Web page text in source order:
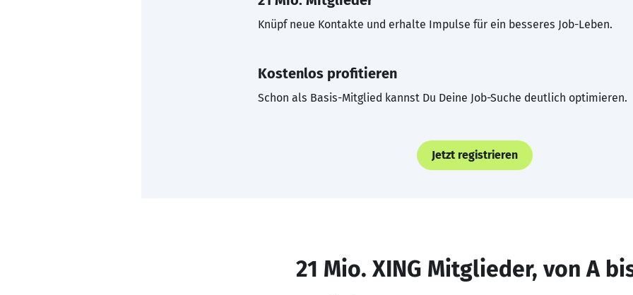
Knüpf neue Kontakte und erhalte Impulse für ein besseres Job-Leben.
Kostenlos profitieren
Schon als Basis-Mitglied kannst Du Deine Job-Suche deutlich optimieren.
Jetzt registrieren
21 Mio. XING Mitglieder, von A